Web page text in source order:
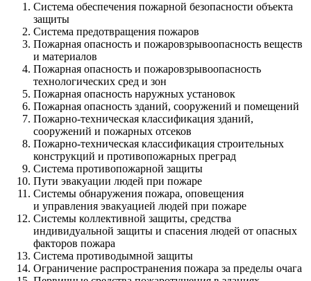
Система обеспечения пожарной безопасности объекта
защиты
Система предотвращения пожаров
Пожарная опасность и пожаровзрывоопасность веществ
и материалов
Пожарная опасность и пожаровзрывоопасность
технологических сред и зон
Пожарная опасность наружных установок
Пожарная опасность зданий, сооружений и помещений
Пожарно-техническая классификация зданий,
сооружений и пожарных отсеков
Пожарно-техническая классификация строительных
конструкций и противопожарных преград
Система противопожарной защиты
Пути эвакуации людей при пожаре
Системы обнаружения пожара, оповещения
и управления эвакуацией людей при пожаре
Системы коллективной защиты, средства
индивидуальной защиты и спасения людей от опасных
факторов пожара
Система противодымной защиты
Ограничение распространения пожара за пределы очага